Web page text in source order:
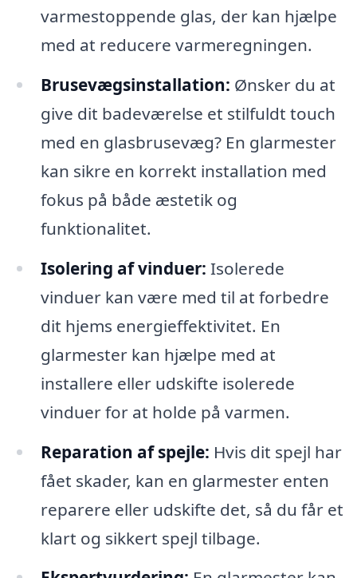
varmestoppende glas, der kan hjælpe
med at reducere varmeregningen.
Brusevægsinstallation: Ønsker du at
give dit badeværelse et stilfuldt touch
med en glasbrusevæg? En glarmester
kan sikre en korrekt installation med
fokus på både æstetik og
funktionalitet.
Isolering af vinduer: Isolerede
vinduer kan være med til at forbedre
dit hjems energieffektivitet. En
glarmester kan hjælpe med at
installere eller udskifte isolerede
vinduer for at holde på varmen.
Reparation af spejle: Hvis dit spejl har
fået skader, kan en glarmester enten
reparere eller udskifte det, så du får et
klart og sikkert spejl tilbage.